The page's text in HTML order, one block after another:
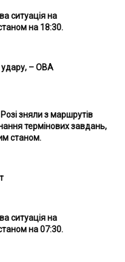
ситуація на
на 18:30.
удару, – ОВА
зняли з маршрутів
термінових завдань,
станом.
ситуація на
на 07:30.